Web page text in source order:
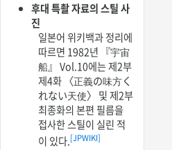
후대 특촬 자료의 스틸 사
진
일본어 위키백과 정리에
따르면 1982년 『宇宙
船』 Vol.10에는 제2부
제4화 〈正義の味方く
れない天使〉 및 제2부
최종화의 본편 필름을
접사한 스틸이 실린 적
이 있다.[JPWIKI]